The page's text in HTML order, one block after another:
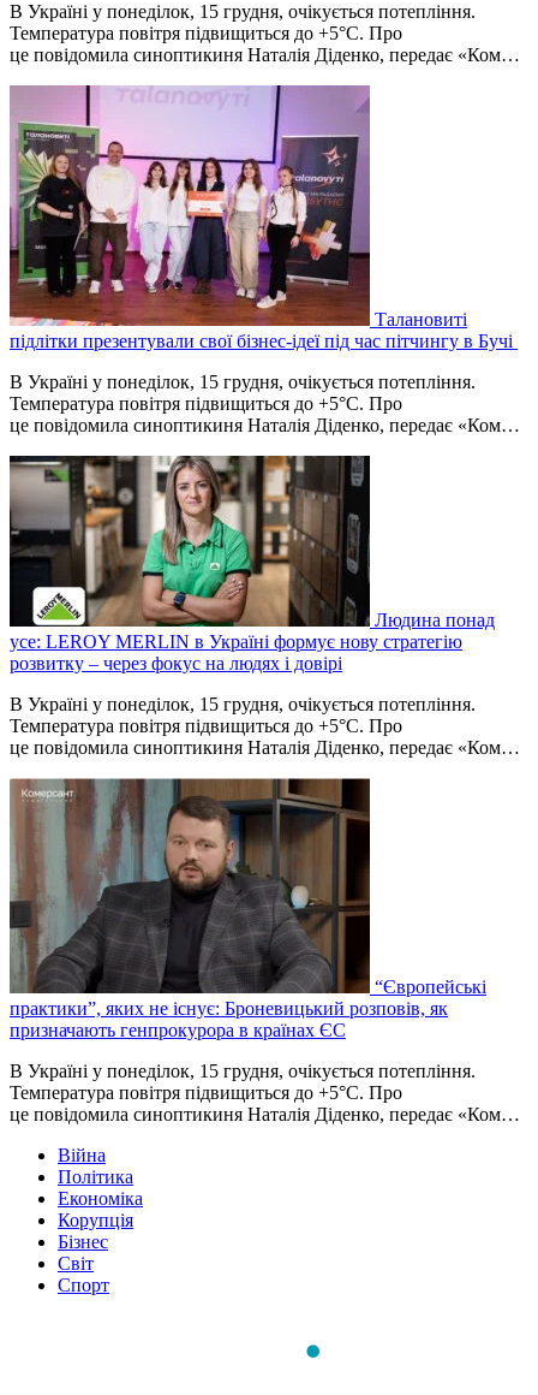
В Україні у понеділок, 15 грудня, очікується потепління.
Температура повітря підвищиться до +5°C. Про
це повідомила синоптикиня Наталія Діденко, передає «Ком…
Талановиті
підлітки презентували свої бізнес-ідеї під час пітчингу в Бучі
В Україні у понеділок, 15 грудня, очікується потепління.
Температура повітря підвищиться до +5°C. Про
це повідомила синоптикиня Наталія Діденко, передає «Ком…
Людина понад
усе: LEROY MERLIN в Україні формує нову стратегію
розвитку – через фокус на людях і довірі
В Україні у понеділок, 15 грудня, очікується потепління.
Температура повітря підвищиться до +5°C. Про
це повідомила синоптикиня Наталія Діденко, передає «Ком…
“Європейські
практики”, яких не існує: Броневицький розповів, як
призначають генпрокурора в країнах ЄС
В Україні у понеділок, 15 грудня, очікується потепління.
Температура повітря підвищиться до +5°C. Про
це повідомила синоптикиня Наталія Діденко, передає «Ком…
Війна
Політика
Економіка
Корупція
Бізнес
Світ
Спорт